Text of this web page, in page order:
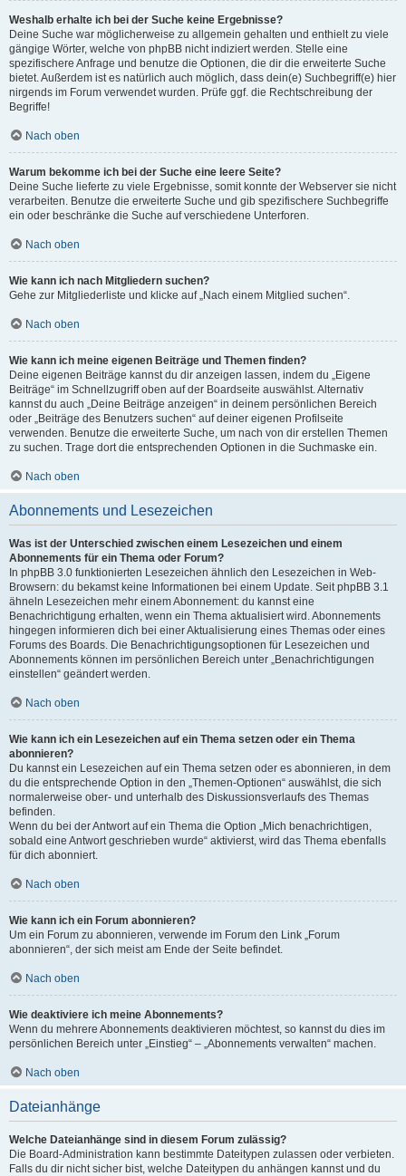
Weshalb erhalte ich bei der Suche keine Ergebnisse?
Deine Suche war möglicherweise zu allgemein gehalten und enthielt zu viele
gängige Wörter, welche von phpBB nicht indiziert werden. Stelle eine
spezifischere Anfrage und benutze die Optionen, die dir die erweiterte Suche
bietet. Außerdem ist es natürlich auch möglich, dass dein(e) Suchbegriff(e) hier
nirgends im Forum verwendet wurden. Prüfe ggf. die Rechtschreibung der
Begriffe!
Nach oben
Warum bekomme ich bei der Suche eine leere Seite?
Deine Suche lieferte zu viele Ergebnisse, somit konnte der Webserver sie nicht
verarbeiten. Benutze die erweiterte Suche und gib spezifischere Suchbegriffe
ein oder beschränke die Suche auf verschiedene Unterforen.
Nach oben
Wie kann ich nach Mitgliedern suchen?
Gehe zur Mitgliederliste und klicke auf „Nach einem Mitglied suchen“.
Nach oben
Wie kann ich meine eigenen Beiträge und Themen finden?
Deine eigenen Beiträge kannst du dir anzeigen lassen, indem du „Eigene
Beiträge“ im Schnellzugriff oben auf der Boardseite auswählst. Alternativ
kannst du auch „Deine Beiträge anzeigen“ in deinem persönlichen Bereich
oder „Beiträge des Benutzers suchen“ auf deiner eigenen Profilseite
verwenden. Benutze die erweiterte Suche, um nach von dir erstellen Themen
zu suchen. Trage dort die entsprechenden Optionen in die Suchmaske ein.
Nach oben
Abonnements und Lesezeichen
Was ist der Unterschied zwischen einem Lesezeichen und einem
Abonnements für ein Thema oder Forum?
In phpBB 3.0 funktionierten Lesezeichen ähnlich den Lesezeichen in Web-
Browsern: du bekamst keine Informationen bei einem Update. Seit phpBB 3.1
ähneln Lesezeichen mehr einem Abonnement: du kannst eine
Benachrichtigung erhalten, wenn ein Thema aktualisiert wird. Abonnements
hingegen informieren dich bei einer Aktualisierung eines Themas oder eines
Forums des Boards. Die Benachrichtigungsoptionen für Lesezeichen und
Abonnements können im persönlichen Bereich unter „Benachrichtigungen
einstellen“ geändert werden.
Nach oben
Wie kann ich ein Lesezeichen auf ein Thema setzen oder ein Thema
abonnieren?
Du kannst ein Lesezeichen auf ein Thema setzen oder es abonnieren, in dem
du die entsprechende Option in den „Themen-Optionen“ auswählst, die sich
normalerweise ober- und unterhalb des Diskussionsverlaufs des Themas
befinden.
Wenn du bei der Antwort auf ein Thema die Option „Mich benachrichtigen,
sobald eine Antwort geschrieben wurde“ aktivierst, wird das Thema ebenfalls
für dich abonniert.
Nach oben
Wie kann ich ein Forum abonnieren?
Um ein Forum zu abonnieren, verwende im Forum den Link „Forum
abonnieren“, der sich meist am Ende der Seite befindet.
Nach oben
Wie deaktiviere ich meine Abonnements?
Wenn du mehrere Abonnements deaktivieren möchtest, so kannst du dies im
persönlichen Bereich unter „Einstieg“ – „Abonnements verwalten“ machen.
Nach oben
Dateianhänge
Welche Dateianhänge sind in diesem Forum zulässig?
Die Board-Administration kann bestimmte Dateitypen zulassen oder verbieten.
Falls du dir nicht sicher bist, welche Dateitypen du anhängen kannst und du